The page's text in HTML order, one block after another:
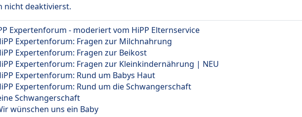
nicht deaktivierst.